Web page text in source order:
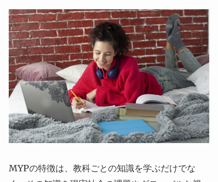
MYPの特徴は、教科ごとの知識を学ぶだけでな